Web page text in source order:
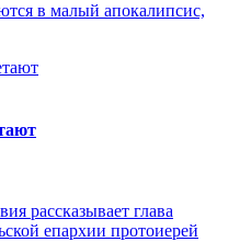
в малый апокалипсис,
рассказывает глава
епархии протоиерей